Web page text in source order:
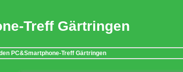
Treff Gärtringen
PC&Smartphone-Treff Gärtringen